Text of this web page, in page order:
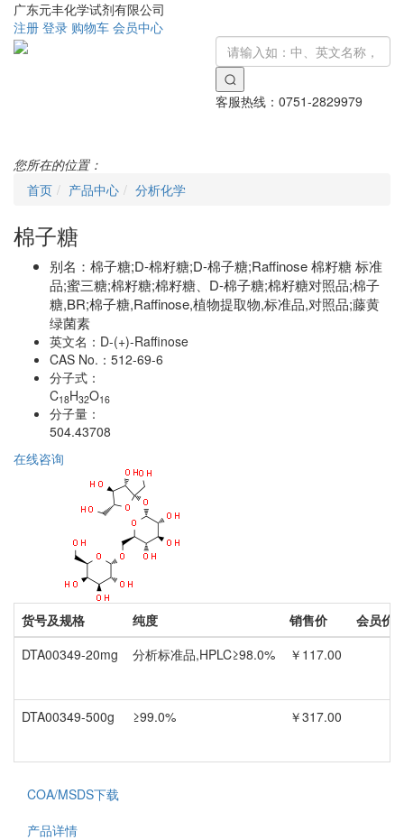
广东元丰化学试剂有限公司
注册 登录 购物车 会员中心
客服热线： 0751-2829979
您所在的位置：
首页
产品中心 分析化学
棉子糖
别名： 棉子糖;D-棉籽糖;D-棉子糖;Raffinose 棉籽糖 标准
品;蜜三糖;棉籽糖;棉籽糖、D-棉子糖;棉籽糖对照品;棉子
糖,BR;棉子糖,Raffinose,植物提取物,标准品,对照品;藤黄
绿菌素
英文名： D-(+)-Raffinose
CAS No.： 512-69-6
分子式：
C18H32O16
分子量：
504.43708
在线咨询
货号及规格 纯度 销售价
会员价
DTA00349-20mg
分析标准品,HPLC≥98.0% ￥117.00
DTA00349-500g ≥99.0% ￥317.00
COA/MSDS下载
产品详情